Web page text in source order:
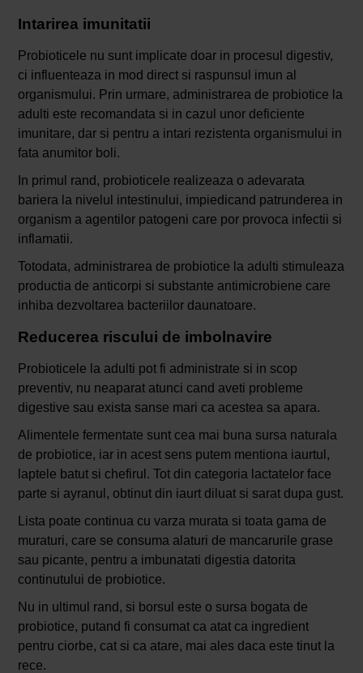
Intarirea imunitatii
Probioticele nu sunt implicate doar in procesul digestiv,
ci influenteaza in mod direct si raspunsul imun al
organismului. Prin urmare, administrarea de probiotice la
adulti este recomandata si in cazul unor deficiente
imunitare, dar si pentru a intari rezistenta organismului in
fata anumitor boli.
In primul rand, probioticele realizeaza o adevarata
bariera la nivelul intestinului, impiedicand patrunderea in
organism a agentilor patogeni care por provoca infectii si
inflamatii.
Totodata, administrarea de probiotice la adulti stimuleaza
productia de anticorpi si substante antimicrobiene care
inhiba dezvoltarea bacteriilor daunatoare.
Reducerea riscului de imbolnavire
Probioticele la adulti pot fi administrate si in scop
preventiv, nu neaparat atunci cand aveti probleme
digestive sau exista sanse mari ca acestea sa apara.
Alimentele fermentate sunt cea mai buna sursa naturala
de probiotice, iar in acest sens putem mentiona iaurtul,
laptele batut si chefirul. Tot din categoria lactatelor face
parte si ayranul, obtinut din iaurt diluat si sarat dupa gust.
Lista poate continua cu varza murata si toata gama de
muraturi, care se consuma alaturi de mancarurile grase
sau picante, pentru a imbunatati digestia datorita
continutului de probiotice.
Nu in ultimul rand, si borsul este o sursa bogata de
probiotice, putand fi consumat ca atat ca ingredient
pentru ciorbe, cat si ca atare, mai ales daca este tinut la
rece.